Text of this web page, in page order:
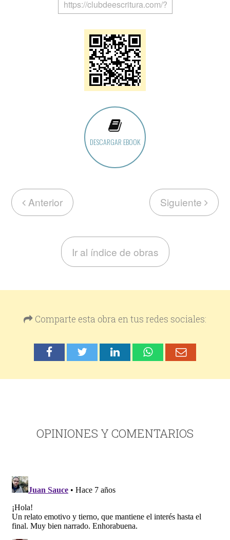
DESCARGAR EBOOK
Anterior Siguiente
Ir al índice de obras
Comparte esta obra en tus redes sociales:
OPINIONES Y COMENTARIOS